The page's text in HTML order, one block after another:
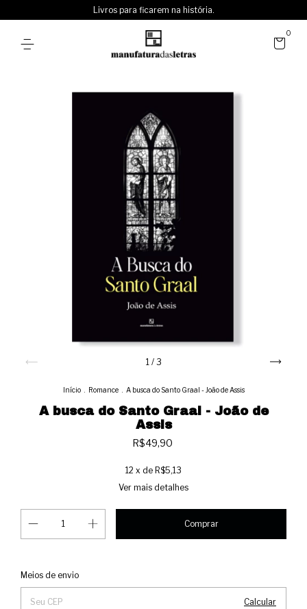
Livros para ficarem na história.
0
1 / 3
Início Romance A busca do Santo Graal - João de Assis
A busca do Santo Graal - João de
Assis
R$49,90
12 x de R$5,13
Ver mais detalhes
Entregas para o CEP:
Meios de envio
Calcular